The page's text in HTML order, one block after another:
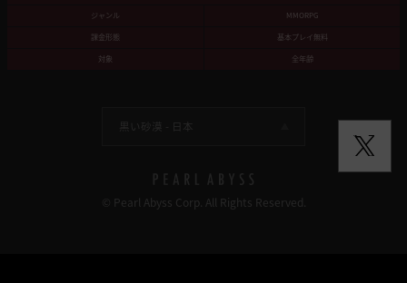
ジャンル
MMORPG
課金形態
基本プレイ無料
対象
全年齢
黒い砂漠 - 日本
© Pearl Abyss Corp. All Rights Reserved.